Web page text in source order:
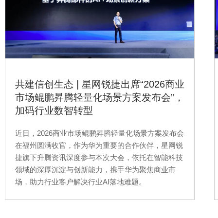
共建信创生态 | 星网锐捷出席“2026商业
市场鲲鹏昇腾轻量化场景方案发布会”，
加码行业数智转型
近日，2026商业市场鲲鹏昇腾轻量化场景方案发布会
在福州圆满收官，作为华为重要的合作伙伴，星网锐
捷旗下升腾资讯深度参与本次大会，依托在智能科技
领域的深厚沉淀与创新能力，携手华为聚焦商业市
场，助力行业客户解决行业AI落地难题。